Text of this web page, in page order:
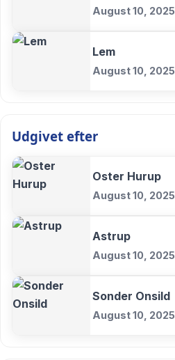
August 10, 2025
Lem
August 10, 2025
Udgivet efter
Oster Hurup
August 10, 2025
Astrup
August 10, 2025
Sonder Onsild
August 10, 2025